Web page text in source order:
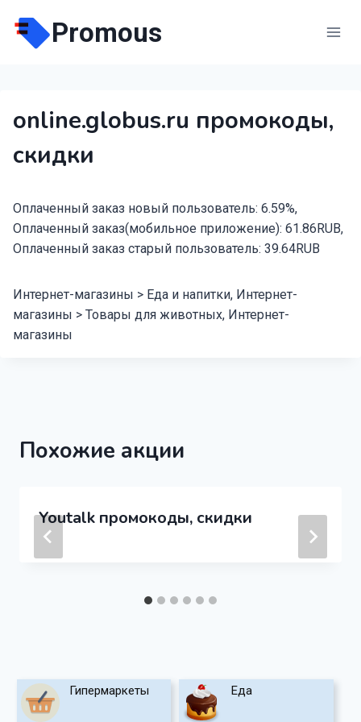
содержимому
Promous
online.globus.ru промокоды,
скидки
Оплаченный заказ новый пользователь: 6.59%,
Оплаченный заказ(мобильное приложение): 61.86RUB,
Оплаченный заказ старый пользователь: 39.64RUB
Интернет-магазины > Еда и напитки, Интернет-
магазины > Товары для животных, Интернет-
магазины
Похожие акции
Youtalk промокоды, скидки
Гипермаркеты Еда